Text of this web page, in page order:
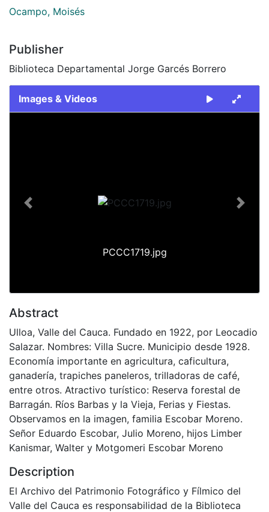
Ocampo, Moisés
Publisher
Biblioteca Departamental Jorge Garcés Borrero
Images & Videos
PCCC1719.jpg
Previous Next
Abstract
Ulloa, Valle del Cauca. Fundado en 1922, por Leocadio
Salazar. Nombres: Villa Sucre. Municipio desde 1928.
Economía importante en agricultura, caficultura,
ganadería, trapiches paneleros, trilladoras de café,
entre otros. Atractivo turístico: Reserva forestal de
Barragán. Ríos Barbas y la Vieja, Ferias y Fiestas.
Observamos en la imagen, familia Escobar Moreno.
Señor Eduardo Escobar, Julio Moreno, hijos Limber
Kanismar, Walter y Motgomeri Escobar Moreno
Description
El Archivo del Patrimonio Fotográfico y Fílmico del
Valle del Cauca es responsabilidad de la Biblioteca